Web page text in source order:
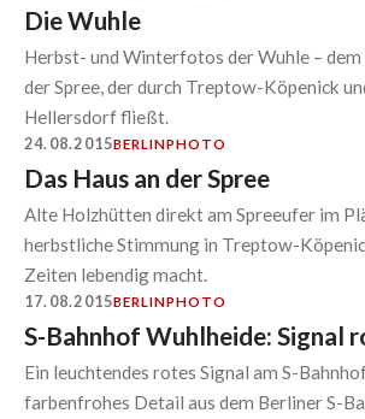
Die Wuhle
Herbst- und Winterfotos der Wuhle – dem
der Spree, der durch Treptow-Köpenick
Hellersdorf fließt.
24.08.2015BERLINPHOTO
Das Haus an der Spree
Alte Holzhütten direkt am Spreeufer im
herbstliche Stimmung in Treptow-
Zeiten lebendig macht.
17.08.2015BERLINPHOTO
S-Bahnhof Wuhlheide: Signal
Ein leuchtendes rotes Signal am S-
farbenfrohes Detail aus dem Berliner S-